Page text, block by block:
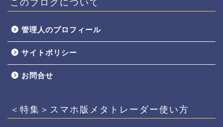
管理人のプロフィール
サイトポリシー
お問合せ
＜特集＞スマホ版メタトレーダー使い方